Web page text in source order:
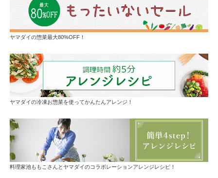
ヤマダイの惣菜最大80%OFF！
ヤマダイの冷凍お惣菜を使ってかんたんアレンジ！
料理家池ももこさんとヤマダイのコラボレーションアレンジレシピ！